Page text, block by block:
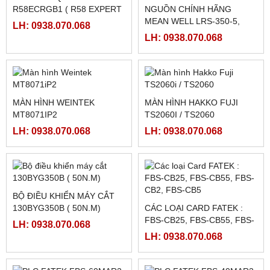
BỘ ĐIỀU KHIỂN MÁY CẮT
HB-B3CD
LH: 0938.070.068
BỘ ĐIỀU KHIỂN MÁY CẮT
BJ-B3C
LH: 0938.070.068